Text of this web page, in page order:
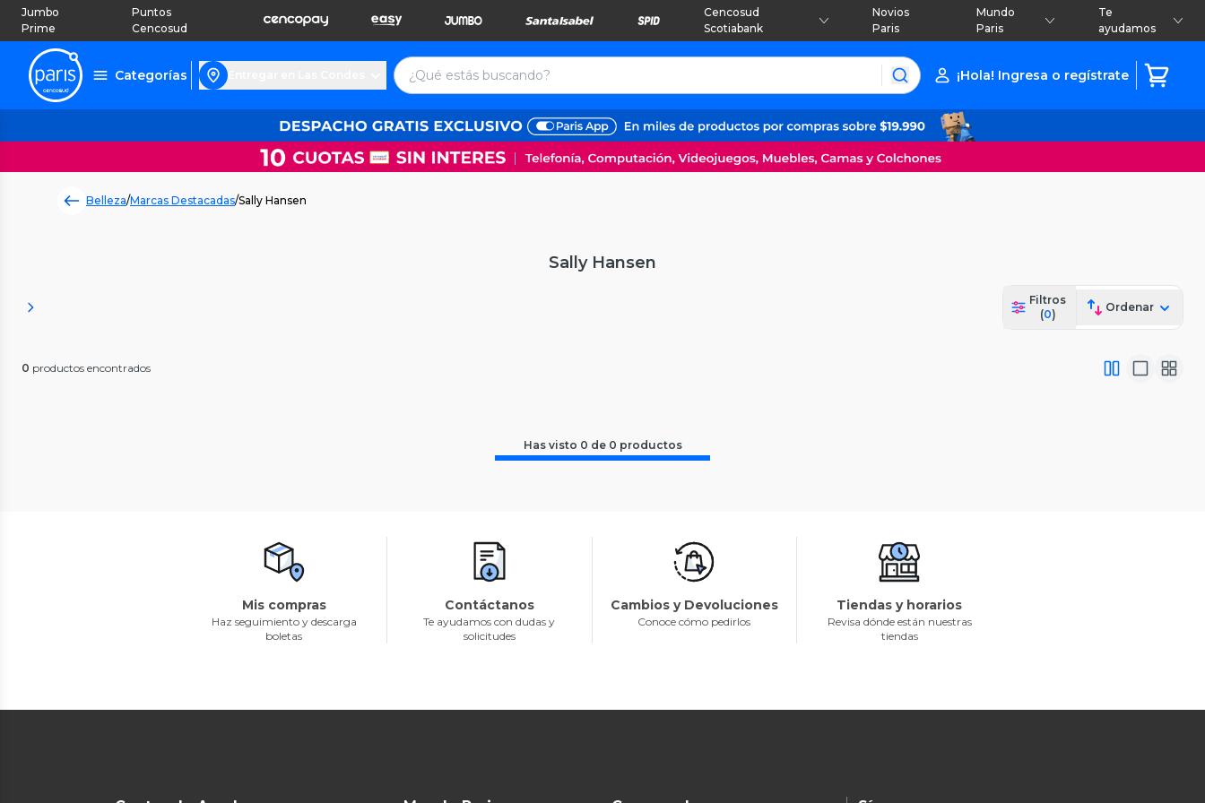
Jumbo
Prime
Puntos
Cencosud
Cencosud
Scotiabank
Novios
Paris
Mundo
Paris
Te
ayudamos
Categorías ¡Hola! Ingresa o regístrate
Belleza/Marcas Destacadas/Sally Hansen
Sally Hansen
Filtros
(0)
Ordenar
0 productos encontrados
Has visto 0 de 0 productos
Mis compras
Haz seguimiento y descarga
boletas
Contáctanos
Te ayudamos con dudas y
solicitudes
Cambios y Devoluciones
Conoce cómo pedirlos
Tiendas y horarios
Revisa dónde están nuestras
tiendas